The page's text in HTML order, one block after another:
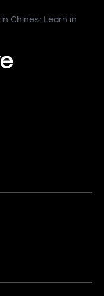
Chines: Learn in